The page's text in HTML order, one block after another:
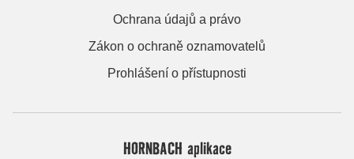
Ochrana údajů a právo
Zákon o ochraně oznamovatelů
Prohlášení o přístupnosti
HORNBACH aplikace